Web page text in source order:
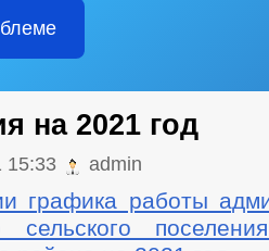
на 2021 год
15:33 admin
графика работы
сельского